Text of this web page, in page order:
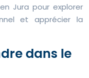
Jura pour explorer
et apprécier la
dans le